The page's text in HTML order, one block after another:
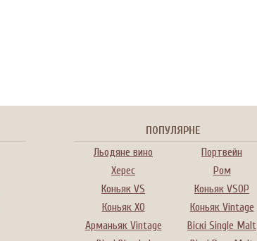
ПОПУЛЯРНЕ
Льодяне вино
Портвейн
Херес
Ром
Коньяк VS
Коньяк VSOP
Коньяк XO
Коньяк Vintage
Арманьяк Vintage
Віскі Single Malt